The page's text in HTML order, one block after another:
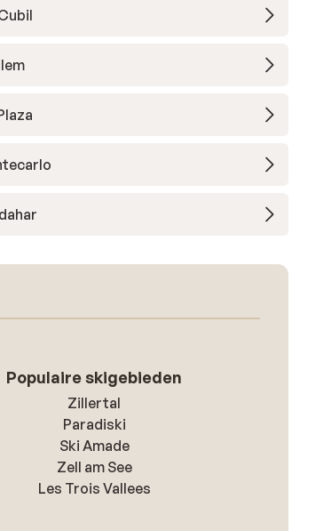
Populaire skigebieden
Zillertal
Paradiski
Ski Amade
Zell am See
Les Trois Vallees